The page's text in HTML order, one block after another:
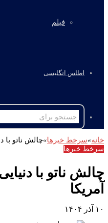
فیلم
اطلس انگلیسی
خانه»سرخط خبرها»چالش ناتو با
سرخط خبرها
چالش ناتو با
آمریکا
۱۰ آذر ۱۴۰۴